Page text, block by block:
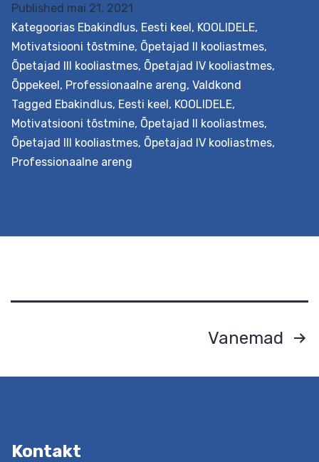
interpersonaalse käitumise dimensioone ning nende
Published mai 21, 2021
Kategoorias Ebakindlus, Eesti keel, KOOLIDELE,
Motivatsiooni tõstmine, Õpetajad II kooliastmes,
Õpetajad III kooliastmes, Õpetajad IV kooliastmes,
Õppekeel, Professionaalne areng, Valdkond
Tagged Ebakindlus, Eesti keel, KOOLIDELE,
Motivatsiooni tõstmine, Õpetajad II kooliastmes,
Õpetajad III kooliastmes, Õpetajad IV kooliastmes,
Professionaalne areng
leheküljendus
Vanemad
Kontakt